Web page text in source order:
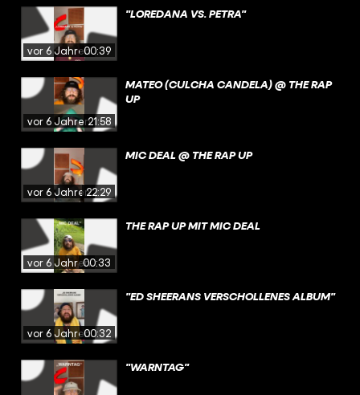
vor 6 Jahren00:39
"LOREDANA VS. PETRA"
vor 6 Jahren21:58
MATEO (CULCHA CANDELA) @ THE RAP
UP
vor 6 Jahren22:29
MIC DEAL @ THE RAP UP
vor 6 Jahren00:33
THE RAP UP MIT MIC DEAL
vor 6 Jahren00:32
"ED SHEERANS VERSCHOLLENES ALBUM"
"WARNTAG"